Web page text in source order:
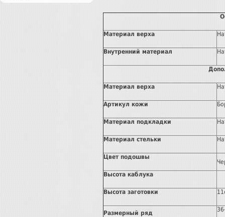
Материал верха
Внутренний материал
Материал верха
Артикул кожи
Материал подкладки
Материал стельки
Цвет подошвы
Высота каблука
Высота заготовки
Размерный ряд